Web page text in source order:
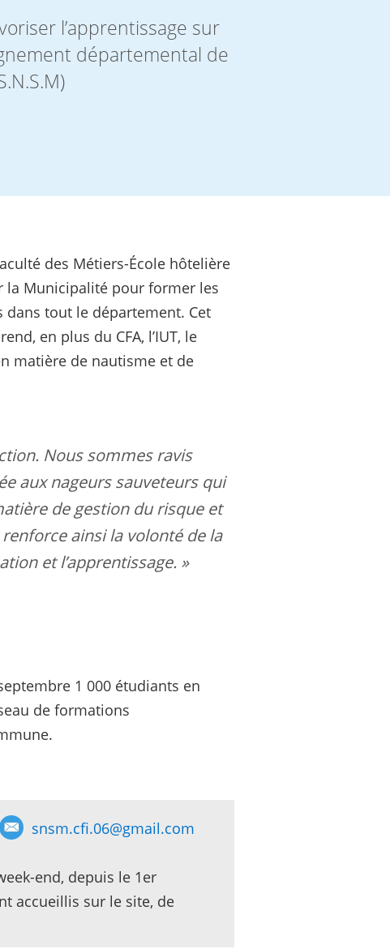
l’apprentissage sur
départemental de
des Métiers-École hôtelière
la Municipalité pour former les
dans tout le département. Cet
en plus du CFA, l’IUT, le
matière de nautisme et de
Nous sommes ravis
aux nageurs sauveteurs qui
de gestion du risque et
ainsi la volonté de la
et l’apprentissage. »
1 000 étudiants en
de formations
snsm.cfi.06@gmail.com
end, depuis le 1er
accueillis sur le site, de